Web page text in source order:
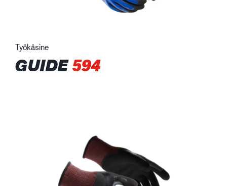
Työkäsine
GUIDE594